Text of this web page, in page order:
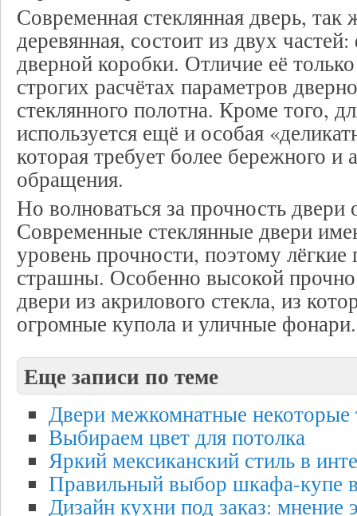
Современная стеклянная дверь, так
деревянная, состоит из двух
дверной коробки. Отличие её
строгих расчётах параметров
стеклянного полотна. Кроме того,
используется ещё и особая
которая требует более бережного и
обращения.
Но волноваться за прочность двери
Современные стеклянные двери
уровень прочности, поэтому
страшны. Особенно высокой
двери из акрилового стекла, из
огромные купола и уличные фонари.
Еще записи по теме
Двери межкомнатные некоторые
Выбираем цвет для потолка
Яркий мексиканский стиль в
Правильный выбор шкафа-купе
Дизайн кухни под заказ: мнение